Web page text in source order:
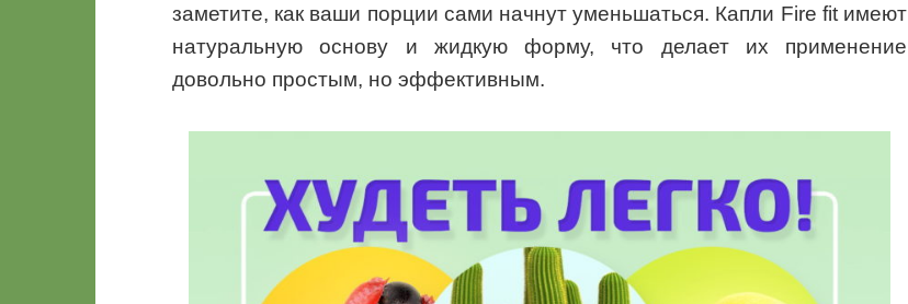
заметите, как ваши порции сами начнут уменьшаться. Капли Fire fit имеют
натуральную основу и жидкую форму, что делает их применение
довольно простым, но эффективным.